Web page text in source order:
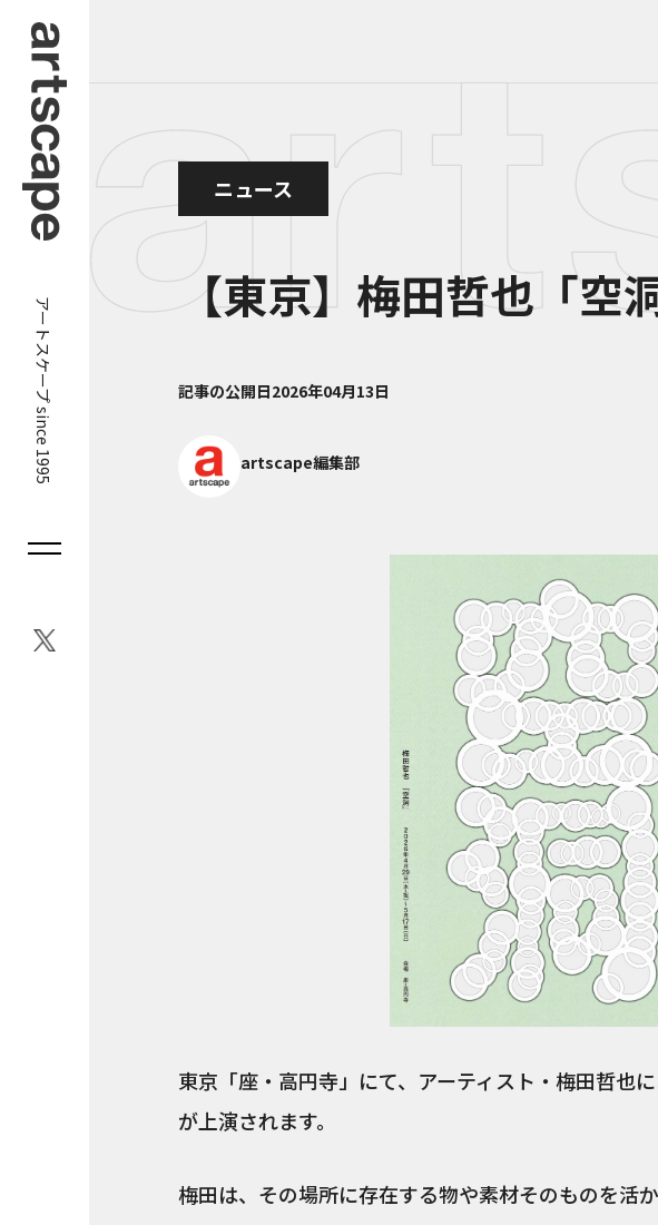
アートスケープ since 1995
ニュース
【東京】梅田哲也「空洞
記事の公開日2026年04月13日
artscape編集部
東京「座・高円寺」にて、アーティスト・梅田哲也
が上演されます。
梅田は、その場所に存在する物や素材そのものを活